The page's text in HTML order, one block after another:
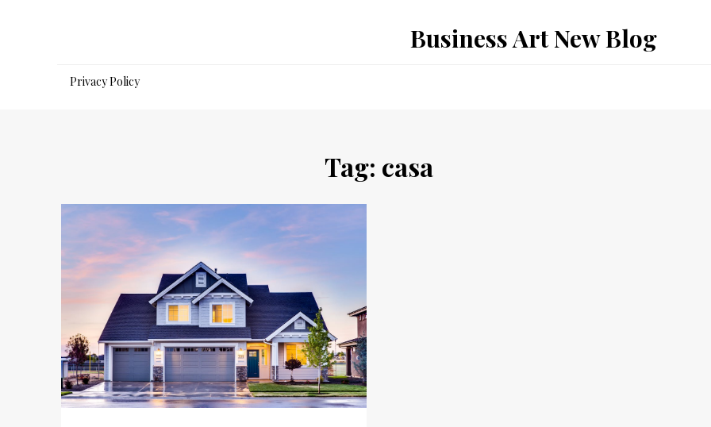
Business Art New Blog
Privacy Policy
Tag: casa